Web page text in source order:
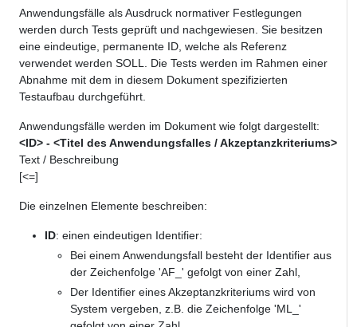
Anwendungsfälle als Ausdruck normativer Festlegungen
werden durch Tests geprüft und nachgewiesen. Sie besitzen
eine eindeutige, permanente ID, welche als Referenz
verwendet werden SOLL. Die Tests werden im Rahmen einer
Abnahme mit dem in diesem Dokument spezifizierten
Testaufbau durchgeführt.
Anwendungsfälle werden im Dokument wie folgt dargestellt:
<ID> - <Titel des Anwendungsfalles / Akzeptanzkriteriums>
Text / Beschreibung
[<=]
Die einzelnen Elemente beschreiben:
ID: einen eindeutigen Identifier:
Bei einem Anwendungsfall besteht der Identifier aus
der Zeichenfolge 'AF_' gefolgt von einer Zahl,
Der Identifier eines Akzeptanzkriteriums wird von
System vergeben, z.B. die Zeichenfolge 'ML_'